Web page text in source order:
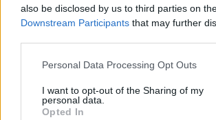
also be disclosed by us to third parties on
Downstream Participants that may further
Personal Data Processing Opt Outs
I want to opt-out of the Sharing of my
personal data.
Opted In
Scampata la squalifica si
Giuseppe Atzori, il La
16 Lug 2016
Il Monastir 1983 si
Sportiva in Srl